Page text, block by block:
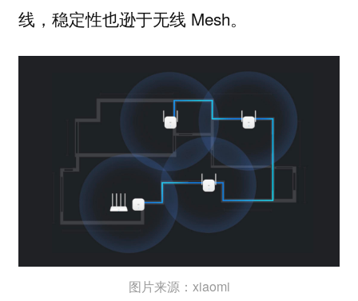
线，稳定性也逊于无线 Mesh。
图片来源：xiaomi